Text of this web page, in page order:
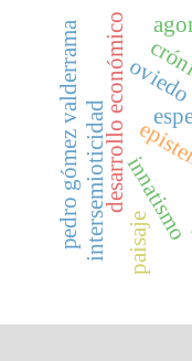
desarrollo económicoinnatismo
intersemioticidad paisaje
pedro gómez valderrama